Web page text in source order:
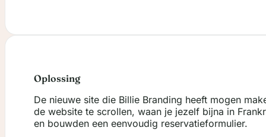
Oplossing
De nieuwe site die Billie Branding heeft mogen
de website te scrollen, waan je jezelf bijna in
en bouwden een eenvoudig reservatieformulier.